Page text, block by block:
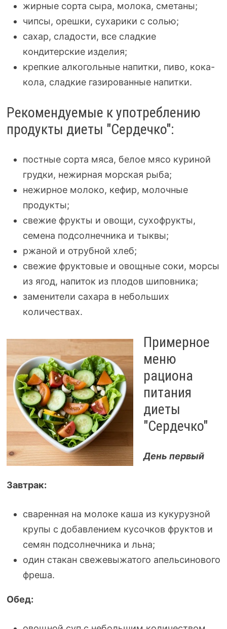
жирные сорта сыра, молока, сметаны;
чипсы, орешки, сухарики с солью;
сахар, сладости, все сладкие
кондитерские изделия;
крепкие алкогольные напитки, пиво, кока-
кола, сладкие газированные напитки.
Рекомендуемые к употреблению
продукты диеты "Сердечко":
постные сорта мяса, белое мясо куриной
грудки, нежирная морская рыба;
нежирное молоко, кефир, молочные
продукты;
свежие фрукты и овощи, сухофрукты,
семена подсолнечника и тыквы;
ржаной и отрубной хлеб;
свежие фруктовые и овощные соки, морсы
из ягод, напиток из плодов шиповника;
заменители сахара в небольших
количествах.
Примерное
меню
рациона
питания
диеты
"Сердечко"
День первый
Завтрак:
сваренная на молоке каша из кукурузной
крупы с добавлением кусочков фруктов и
семян подсолнечника и льна;
один стакан свежевыжатого апельсинового
фреша.
Обед: